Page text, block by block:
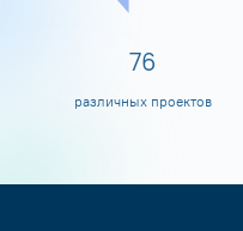
80
различных проектов